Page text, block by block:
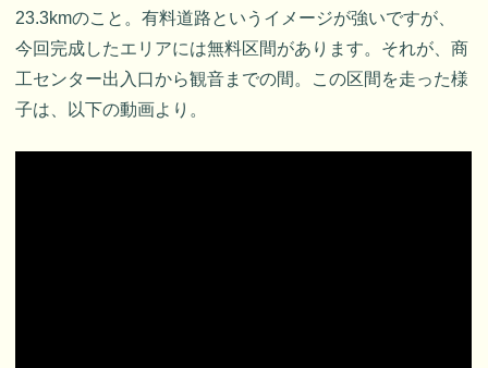
23.3kmのこと。有料道路というイメージが強いですが、
今回完成したエリアには無料区間があります。それが、商
工センター出入口から観音までの間。この区間を走った様
子は、以下の動画より。